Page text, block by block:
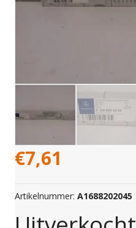
€7,61
Artikelnummer: A1688202045